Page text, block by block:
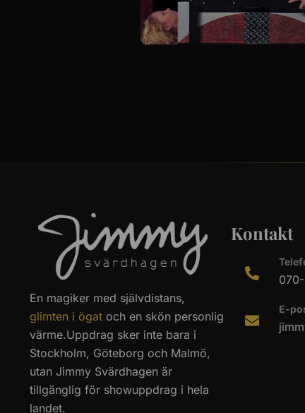
En magiker med självdistans,
glimten i ögat och en skön personlig
värme.Uppdrag sker inte bara i
Stockholm, Göteborg och Malmö,
utan Jimmy Svärdhagen är
tillgänglig för showuppdrag i hela
landet.
Kontakt
E-